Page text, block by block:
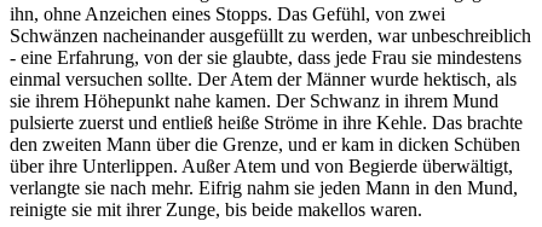
ihn, ohne Anzeichen eines Stopps. Das Gefühl, von zwei
Schwänzen nacheinander ausgefüllt zu werden, war unbeschreiblich
- eine Erfahrung, von der sie glaubte, dass jede Frau sie mindestens
einmal versuchen sollte. Der Atem der Männer wurde hektisch, als
sie ihrem Höhepunkt nahe kamen. Der Schwanz in ihrem Mund
pulsierte zuerst und entließ heiße Ströme in ihre Kehle. Das brachte
den zweiten Mann über die Grenze, und er kam in dicken Schüben
über ihre Unterlippen. Außer Atem und von Begierde überwältigt,
verlangte sie nach mehr. Eifrig nahm sie jeden Mann in den Mund,
reinigte sie mit ihrer Zunge, bis beide makellos waren.